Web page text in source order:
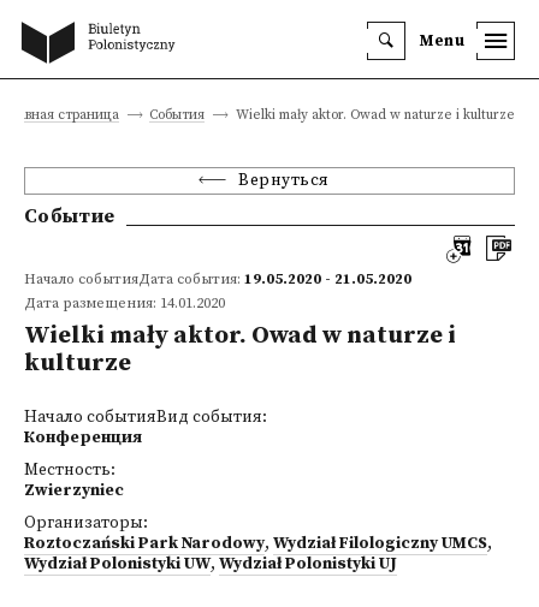
Menu
Главная страница События Wielki mały aktor. Owad w naturze i kulturze
Вернуться
Событие
Начало событияДата события: 19.05.2020 - 21.05.2020
Дата размещения: 14.01.2020
Wielki mały aktor. Owad w naturze i
kulturze
Начало событияВид события:
Конференция
Местность:
Zwierzyniec
Организаторы:
Roztoczański Park Narodowy, Wydział Filologiczny UMCS,
Wydział Polonistyki UW, Wydział Polonistyki UJ